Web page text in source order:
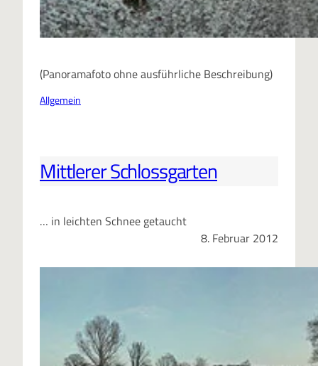
(Panoramafoto ohne ausführliche Beschreibung)
Allgemein
Mittlerer Schlossgarten
… in leichten Schnee getaucht
8. Februar 2012